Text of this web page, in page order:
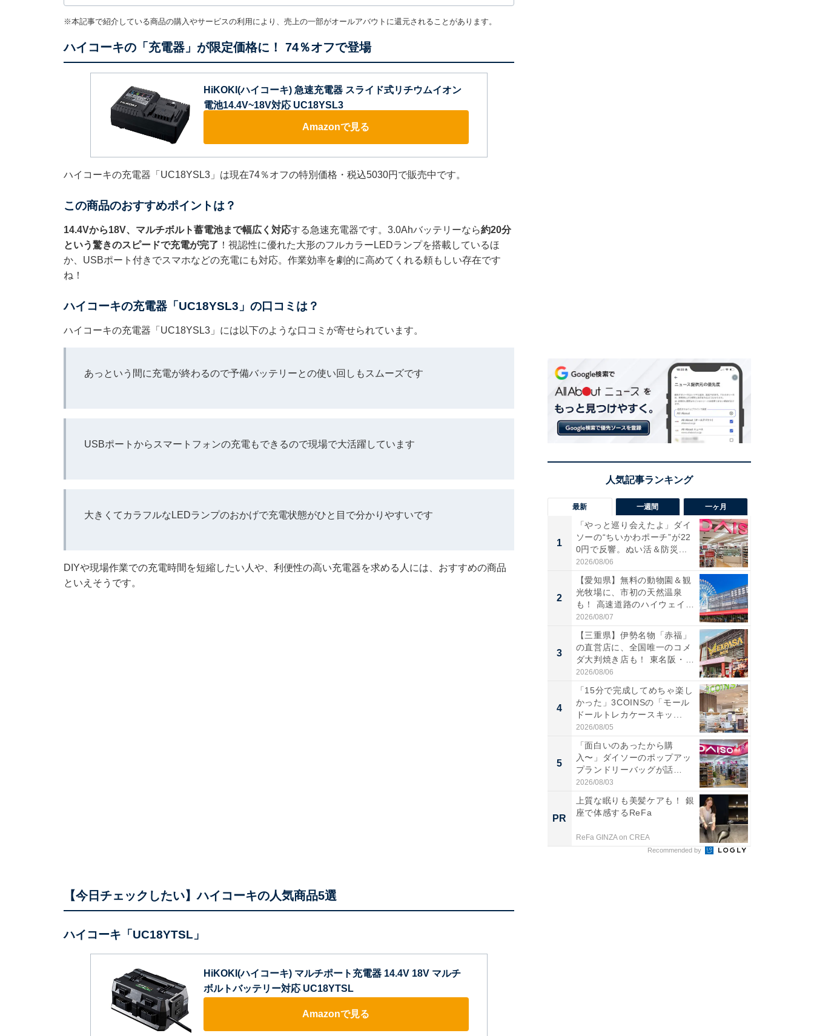
※本記事で紹介している商品の購入やサービスの利用により、売上の一部がオールアバウトに還元されることがあります。
ハイコーキの「充電器」が限定価格に！ 74％オフで登場
HiKOKI(ハイコーキ) 急速充電器 スライド式リチウムイオン
電池14.4V~18V対応 UC18YSL3
Amazonで見る
ハイコーキの充電器「UC18YSL3」は現在74％オフの特別価格・税込5030円で販売中です。
この商品のおすすめポイントは？
14.4Vから18V、マルチボルト蓄電池まで幅広く対応する急速充電器です。3.0Ahバッテリーなら約20分
という驚きのスピードで充電が完了 ！視認性に優れた大形のフルカラーLEDランプを搭載しているほ
か、USBポート付きでスマホなどの充電にも対応。作業効率を劇的に高めてくれる頼もしい存在です
ね！
ハイコーキの充電器「UC18YSL3」の口コミは？
ハイコーキの充電器「UC18YSL3」には以下のような口コミが寄せられています。
あっという間に充電が終わるので予備バッテリーとの使い回しもスムーズです
USBポートからスマートフォンの充電もできるので現場で大活躍しています
大きくてカラフルなLEDランプのおかげで充電状態がひと目で分かりやすいです
DIYや現場作業での充電時間を短縮したい人や、利便性の高い充電器を求める人には、おすすめの商品
といえそうです。
【今日チェックしたい】ハイコーキの人気商品5選
ハイコーキ「UC18YTSL」
HiKOKI(ハイコーキ) マルチポート充電器 14.4V 18V マルチ
ボルトバッテリー対応 UC18YTSL
Amazonで見る
最新 一週間 一ヶ月
1
「やっと巡り会えたよ」ダイ
ソーの“ちいかわポーチ”が22
0円で反響。ぬい活＆防災...
2026/08/06
2
【愛知県】無料の動物園＆観
光牧場に、市初の天然温泉
も！ 高速道路のハイウェイオ
ア...
2026/08/07
3
【三重県】伊勢名物「赤福」
の直営店に、全国唯一のコメ
ダ大判焼き店も！ 東名阪・
伊...
2026/08/06
4
「15分で完成してめちゃ楽し
かった」3COINSの「モール
ドールトレカケースキッ...
2026/08/05
5
「面白いのあったから購
入〜」ダイソーのポップアッ
プランドリーバッグが話
題。“さま...
2026/08/03
PR
上質な眠りも美髪ケアも！ 銀
座で体感するReFa
ReFa GINZA on CREA
Recommended by